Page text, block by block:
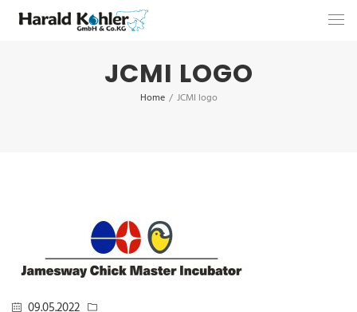
JCMI LOGO
Home / JCMI logo
09.05.2022